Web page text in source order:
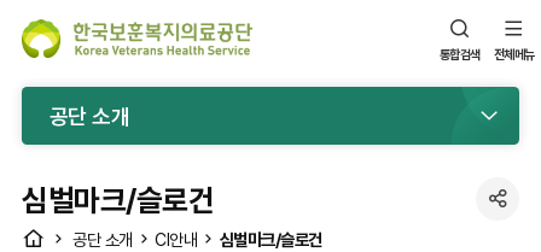
통합검색 전체메뉴
공단 소개
HOME공단 소개 CI안내 심벌마크/슬로건
공
심벌마크/슬로건